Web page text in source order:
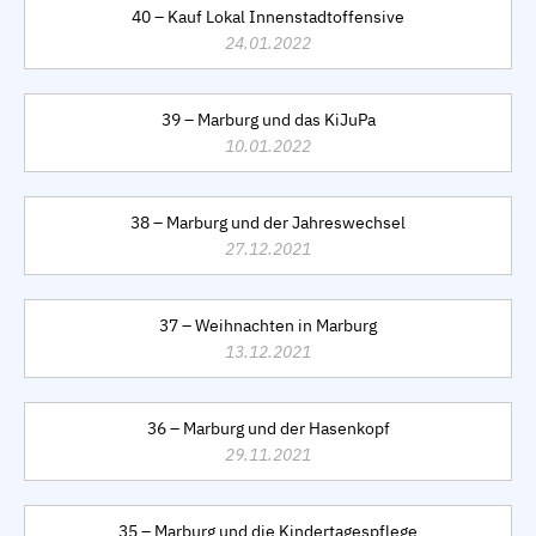
40 – Kauf Lokal Innenstadtoffensive
24.01.2022
39 – Marburg und das KiJuPa
10.01.2022
38 – Marburg und der Jahreswechsel
27.12.2021
37 – Weihnachten in Marburg
13.12.2021
36 – Marburg und der Hasenkopf
29.11.2021
35 – Marburg und die Kindertagespflege